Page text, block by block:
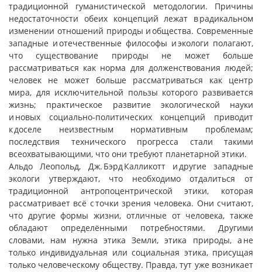
традиционной гуманистической методологии. Причины
недостаточности обеих концепций лежат в радикальном
изменении отношений природы и общества. Современные
западные и отечественные философы и экологи полагают,
что существование природы не может больше
рассматриваться как норма для долженствования людей;
человек не может больше рассматриваться как центр
мира, для исключительной пользы которого развивается
жизнь; практическое развитие экологической науки
и новых социально-политических концепций приводит
к доселе неизвестным нормативным проблемам;
последствия технического прогресса стали такими
всеохватывающими, что они требуют планетарной этики.
Альдо Леопольд, Дж. Бэрд Калликотт и другие западные
экологи утверждают, что необходимо отдалиться от
традиционной антропоцентрической этики, которая
рассматривает всё с точки зрения человека. Они считают,
что другие формы жизни, отличные от человека, также
обладают определёнными потребностями. Другими
словами, нам нужна этика Земли, этика природы, а не
только индивидуальная или социальная этика, присущая
только человеческому обществу. Правда, тут уже возникает